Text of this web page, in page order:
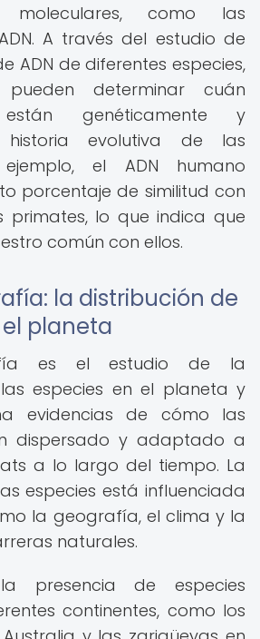
moleculares, como las
A través del estudio de
ADN de diferentes especies,
determinar cuán
están genéticamente y
historia evolutiva de las
el ADN humano
porcentaje de similitud con
primates, lo que indica que
común con ellos.
la distribución de
planeta
es el estudio de la
especies en el planeta y
evidencias de cómo las
dispersado y adaptado a
a lo largo del tiempo. La
especies está influenciada
la geografía, el clima y la
naturales.
presencia de especies
continentes, como los